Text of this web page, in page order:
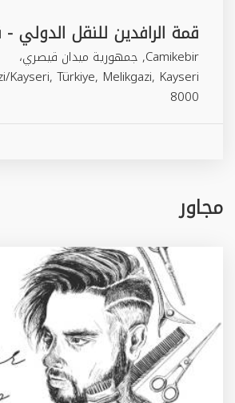
قمة الرافدين للنقل الدولي
Camikebir, جمهورية ميدان قيصري،
Kayseri, Türkiye, Melikgazi, Kayseri
8000
مجاور